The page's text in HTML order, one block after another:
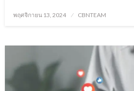
Posted
พฤศจิกายน 13, 2024 CBNTEAM